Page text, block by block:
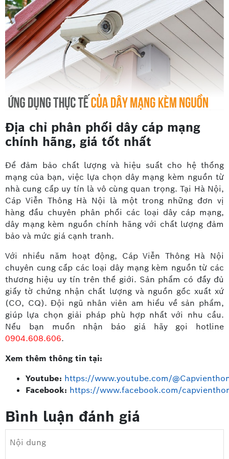
Địa chỉ phân phối dây cáp mạng
chính hãng, giá tốt nhất
Để đảm bảo chất lượng và hiệu suất cho hệ thống
mạng của bạn, việc lựa chọn dây mạng kèm nguồn từ
nhà cung cấp uy tín là vô cùng quan trọng. Tại Hà Nội,
Cáp Viễn Thông Hà Nội là một trong những đơn vị
hàng đầu chuyên phân phối các loại dây cáp mạng,
dây mạng kèm nguồn chính hãng với chất lượng đảm
bảo và mức giá cạnh tranh.
Với nhiều năm hoạt động, Cáp Viễn Thông Hà Nội
chuyên cung cấp các loại dây mạng kèm nguồn từ các
thương hiệu uy tín trên thế giới. Sản phẩm có đầy đủ
giấy tờ chứng nhận chất lượng và nguồn gốc xuất xứ
(CO, CQ). Đội ngũ nhân viên am hiểu về sản phẩm,
giúp lựa chọn giải pháp phù hợp nhất với nhu cầu.
Nếu bạn muốn nhận báo giá hãy gọi hotline
0904.608.606.
Xem thêm thông tin tại:
Youtube: https://www.youtube.com/
Facebook: https://www.facebook.com/
Bình luận đánh giá